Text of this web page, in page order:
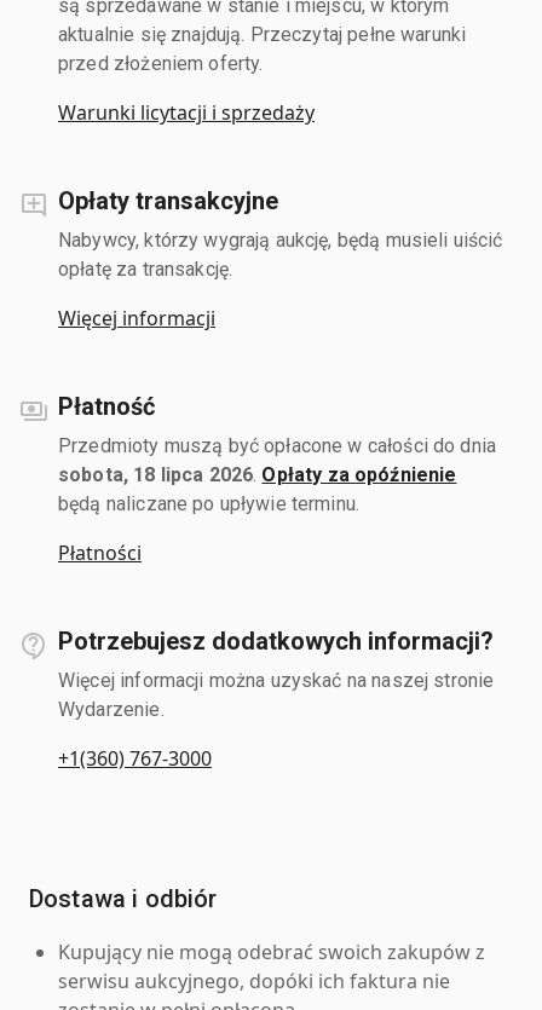
są sprzedawane w stanie i miejscu, w którym
aktualnie się znajdują. Przeczytaj pełne warunki
przed złożeniem oferty.
Warunki licytacji i sprzedaży
Opłaty transakcyjne
Nabywcy, którzy wygrają aukcję, będą musieli uiścić
opłatę za transakcję.
Więcej informacji
Płatność
Przedmioty muszą być opłacone w całości do dnia
sobota, 18 lipca 2026 Opłaty za opóźnienie
będą naliczane po upływie terminu.
Płatności
Potrzebujesz dodatkowych informacji?
Więcej informacji można uzyskać na naszej stronie
Wydarzenie.
+1(360) 767-3000
Dostawa i odbiór
Kupujący nie mogą odebrać swoich zakupów z
serwisu aukcyjnego, dopóki ich faktura nie